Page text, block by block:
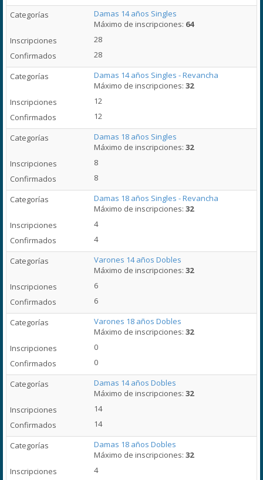
Damas 14 años Singles
Máximo de inscripciones: 64
28
28
Damas 14 años Singles - Revancha
Máximo de inscripciones:32
12
12
Damas 18 años Singles
Máximo de inscripciones:32
8
8
Damas 18 años Singles - Revancha
Máximo de inscripciones:32
4
4
Varones 14 años Dobles
Máximo de inscripciones:32
6
6
Varones 18 años Dobles
Máximo de inscripciones:32
0
0
Damas 14 años Dobles
Máximo de inscripciones:32
14
14
Damas 18 años Dobles
Máximo de inscripciones:32
4